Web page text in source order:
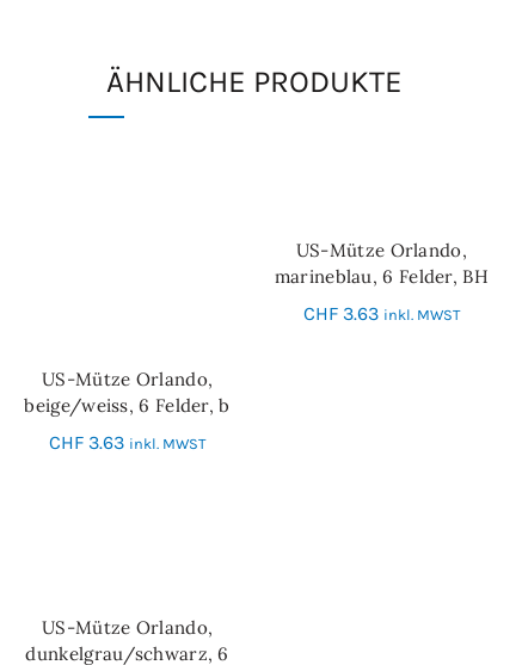
ÄHNLICHE PRODUKTE
IN DEN WARENKORB
US-Mütze Orlando,
beige/weiss, 6 Felder, b
CHF 3.63 inkl. MWST
IN DEN WARENKORB
US-Mütze Orlando,
marineblau, 6 Felder, BH
CHF3.63 inkl. MWST
IN DEN WARENKORB
US-Mütze Orlando,
dunkelgrau/schwarz, 6